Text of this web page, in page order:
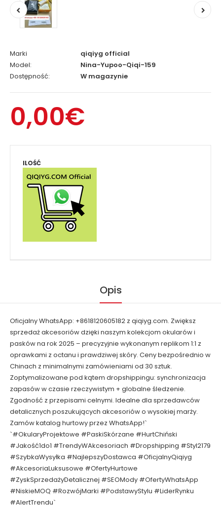
Marki
qiqiyg official
Model:
Nina-Yupoo-Qiqi-159
Dostępność:
W magazynie
0,00€
ILOŚĆ
Opis
Oficjalny WhatsApp: +8618120605182 z qiqiyg.com. Zwiększ
sprzedaż akcesoriów dzięki naszym kolekcjom okularów i
pasków na rok 2025 – precyzyjnie wykonanym replikom 1:1 z
oprawkami z octanu i prawdziwej skóry. Ceny bezpośrednio w
Chinach z minimalnymi zamówieniami od 30 sztuk.
Zoptymalizowane pod kątem dropshippingu: synchronizacja
zapasów w czasie rzeczywistym + globalne śledzenie.
Zgodność z przepisami celnymi. Idealne dla sprzedawców
detalicznych poszukujących akcesoriów o wysokiej marży.
Zamów katalog hurtowy przez WhatsApp!`
`#OkularyProjektowe #PaskiSkórzane #HurtChiński
#Jakość1do1 #TrendyWAkcesoriach #Dropshipping #Styl2179
#SzybkaWysyłka #NajlepszyDostawca #OficjalnyQiqiyg
#AkcesoriaLuksusowe #OfertyHurtowe
#ZyskSprzedażyDetalicznej #SEOMody #OfertyWhatsApp
#NiskieMOQ #RozwójMarki #PodstawyStylu #LiderRynku
#AlertTrendu`